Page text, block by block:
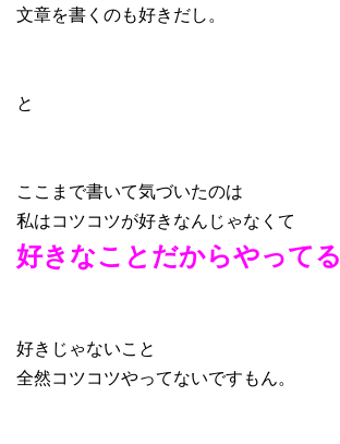
文章を書くのも好きだし。
と
ここまで書いて気づいたのは
私はコツコツが好きなんじゃなくて
好きなことだからやってる
好きじゃないこと
全然コツコツやってないですもん。